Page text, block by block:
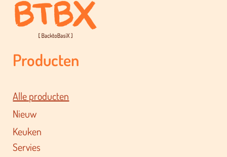
Producten
Alle producten
Nieuw
Keuken
Servies